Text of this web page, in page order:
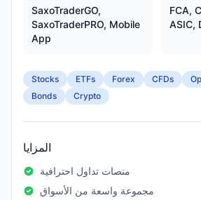
SaxoTraderGO,
SaxoTraderPRO, Mobile
App
FCA,
ASIC,
Stocks ETFs Forex CFDs
Bonds
Crypto
المزايا
منصات تداول احترافية
مجموعة واسعة من الأسواق